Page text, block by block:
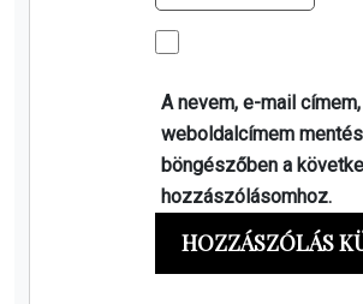
A nevem, e-mail
weboldalcímem
böngészőben a
hozzászólásomhoz.